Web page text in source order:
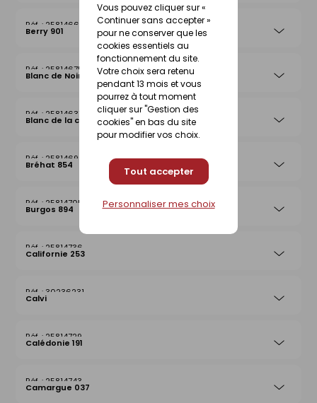
Vous pouvez cliquer sur «
Continuer sans accepter »
pour ne conserver que les
cookies essentiels au
fonctionnement du site.
Votre choix sera retenu
pendant 13 mois et vous
pourrez à tout moment
cliquer sur "Gestion des
cookies" en bas du site
pour modifier vos choix.
Tout accepter
Personnaliser mes choix
25814668
Berry 901
25814675
Blanc de Noirmoutier 013
25814637
Blanc de la côte
25814699
Bréhat 854
25814705
Burgos 894
25814736
Californie 253
30236231
Calvi
25814729
Calédonie 191
25814743
Camargue 037